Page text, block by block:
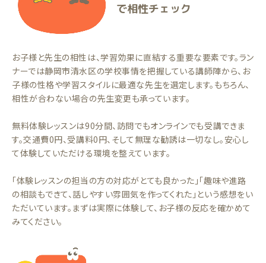
で相性チェック
お子様と先生の相性は、学習効果に直結する重要な要素です。ラン
ナーでは静岡市清水区の学校事情を把握している講師陣から、お
子様の性格や学習スタイルに最適な先生を選定します。もちろん、
相性が合わない場合の先生変更も承っています。
無料体験レッスンは90分間、訪問でもオンラインでも受講できま
す。交通費0円、受講料0円、そして無理な勧誘は一切なし。安心し
て体験していただける環境を整えています。
「体験レッスンの担当の方の対応がとても良かった」「趣味や進路
の相談もできて、話しやすい雰囲気を作ってくれた」という感想をい
ただいています。まずは実際に体験して、お子様の反応を確かめて
みてください。